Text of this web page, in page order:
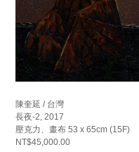
陳奎延 / 台灣
長夜-2, 2017
壓克力、畫布 53 x 65cm (15F)
NT$45,000.00